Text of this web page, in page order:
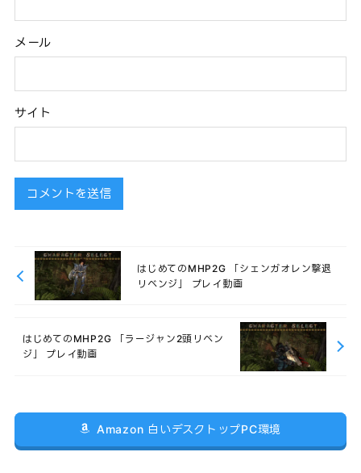
メール
サイト
はじめてのMHP2G 「シェンガオレン撃退
リベンジ」 プレイ動画
はじめてのMHP2G 「ラージャン2頭リベン
ジ」 プレイ動画
Amazon 白いデスクトップPC環境